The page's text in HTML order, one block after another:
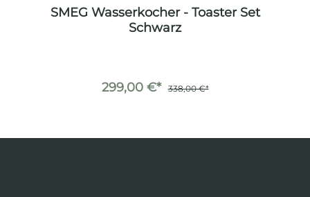
SMEG Wasserkocher - Toaster Set
Schwarz
299,00 €* 338,00 €*